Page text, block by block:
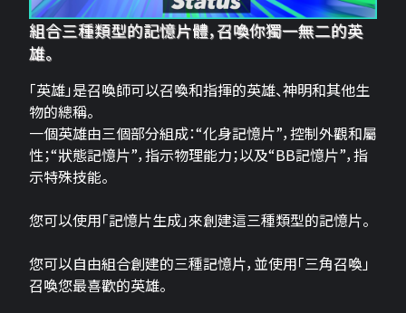
組合三種類型的記憶片體，召喚你獨一無二的英
雄。
「英雄」是召喚師可以召喚和指揮的英雄、神明和其他生
物的總稱。
一個英雄由三個部分組成：“化身記憶片”，控制外觀和屬
性；“狀態記憶片”，指示物理能力；以及“BB記憶片”，指
示特殊技能。
您可以使用「記憶片生成」來創建這三​​種類型的記憶片。
您可以自由組合創建的三種記憶片，並使用「三角召喚」
召喚您最喜歡的英雄。